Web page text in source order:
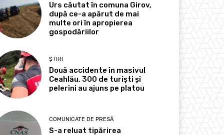
Urs căutat în comuna Girov,
după ce-a apărut de mai
multe ori în apropierea
gospodăriilor
ȘTIRI
Două accidente în masivul
Ceahlău, 300 de turiști și
pelerini au ajuns pe platou
COMUNICATE DE PRESĂ
S-a reluat tipărirea